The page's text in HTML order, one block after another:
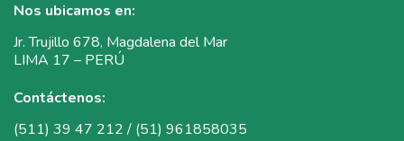
Nos ubicamos en:
Jr. Trujillo 678, Magdalena del Mar
LIMA 17 – PERÚ
Contáctenos:
(511) 39 47 212 / (51) 961858035